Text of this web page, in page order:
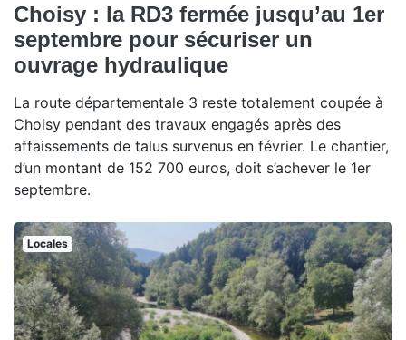
Choisy : la RD3 fermée jusqu’au 1er
septembre pour sécuriser un
ouvrage hydraulique
La route départementale 3 reste totalement coupée à
Choisy pendant des travaux engagés après des
affaissements de talus survenus en février. Le chantier,
d’un montant de 152 700 euros, doit s’achever le 1er
septembre.
Locales